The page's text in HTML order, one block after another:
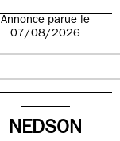
Annonce parue le
07/08/2026
NEDSON